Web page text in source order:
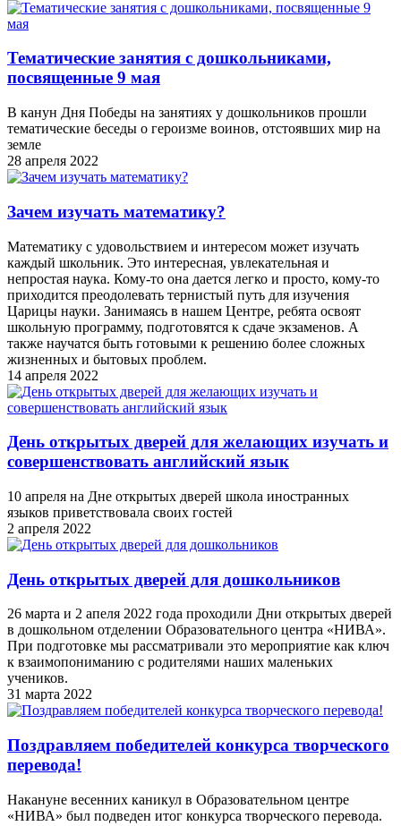
Тематические занятия с дошкольниками,
посвященные 9 мая
В канун Дня Победы на занятиях у дошкольников прошли
тематические беседы о героизме воинов, отстоявших мир на
земле
28 апреля 2022
Зачем изучать математику?
Математику с удовольствием и интересом может изучать
каждый школьник. Это интересная, увлекательная и
непростая наука. Кому-то она дается легко и просто, кому-то
приходится преодолевать тернистый путь для изучения
Царицы науки. Занимаясь в нашем Центре, ребята освоят
школьную программу, подготовятся к сдаче экзаменов. А
также научатся быть готовыми к решению более сложных
жизненных и бытовых проблем.
14 апреля 2022
День открытых дверей для желающих изучать и
совершенствовать английский язык
10 апреля на Дне открытых дверей школа иностранных
языков приветствовала своих гостей
2 апреля 2022
День открытых дверей для дошкольников
26 марта и 2 апеля 2022 года проходили Дни открытых дверей
в дошкольном отделении Образовательного центра «НИВА».
При подготовке мы рассматривали это мероприятие как ключ
к взаимопониманию с родителями наших маленьких
учеников.
31 марта 2022
Поздравляем победителей конкурса творческого
перевода!
Накануне весенних каникул в Образовательном центре
«НИВА» был подведен итог конкурса творческого перевода.